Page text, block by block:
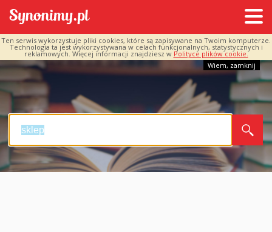
Ten serwis wykorzystuje pliki cookies, które są zapisywane na Twoim komputerze.
Technologia ta jest wykorzystywana w celach funkcjonalnych, statystycznych i
reklamowych. Więcej informacji znajdziesz w Polityce plików cookie.
Wiem, zamknij